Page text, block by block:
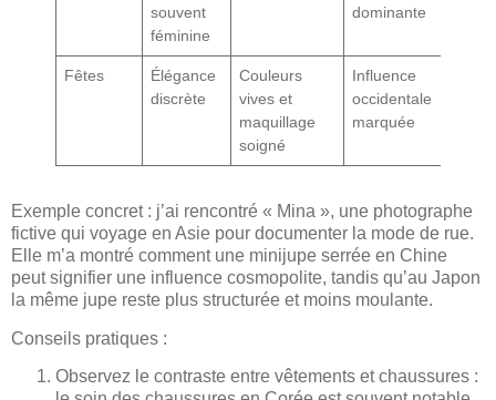
souvent
féminine
dominante
Fêtes
Élégance
discrète
Couleurs
vives et
maquillage
soigné
Influence
occidentale
marquée
Exemple concret : j’ai rencontré « Mina », une photographe
fictive qui voyage en Asie pour documenter la mode de rue.
Elle m’a montré comment une minijupe serrée en Chine
peut signifier une influence cosmopolite, tandis qu’au Japon
la même jupe reste plus structurée et moins moulante.
Conseils pratiques :
Observez le contraste entre vêtements et chaussures :